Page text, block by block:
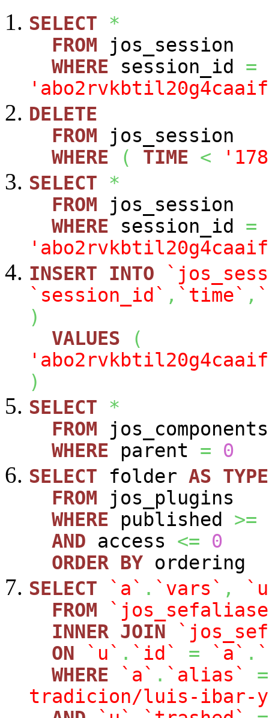
SELECT
*
FROM jos_session
WHERE session_id =
DELETE
FROM jos_session
WHERE
( TIME <
SELECT
*
FROM jos_session
WHERE session_id =
INSERT
INTO
`session_id` , `time` ,
)
VALUES
(
)
SELECT
*
FROM jos_components
WHERE parent =
0
SELECT folder AS TYPE
FROM jos_plugins
WHERE published >=
AND access <=
0
ORDER BY ordering
SELECT
`a` . `vars` ,
FROM
INNER JOIN
ON
`u` . `id` = `a` .
WHERE
`a` . `alias`
=
tradicion/luis-ibar-